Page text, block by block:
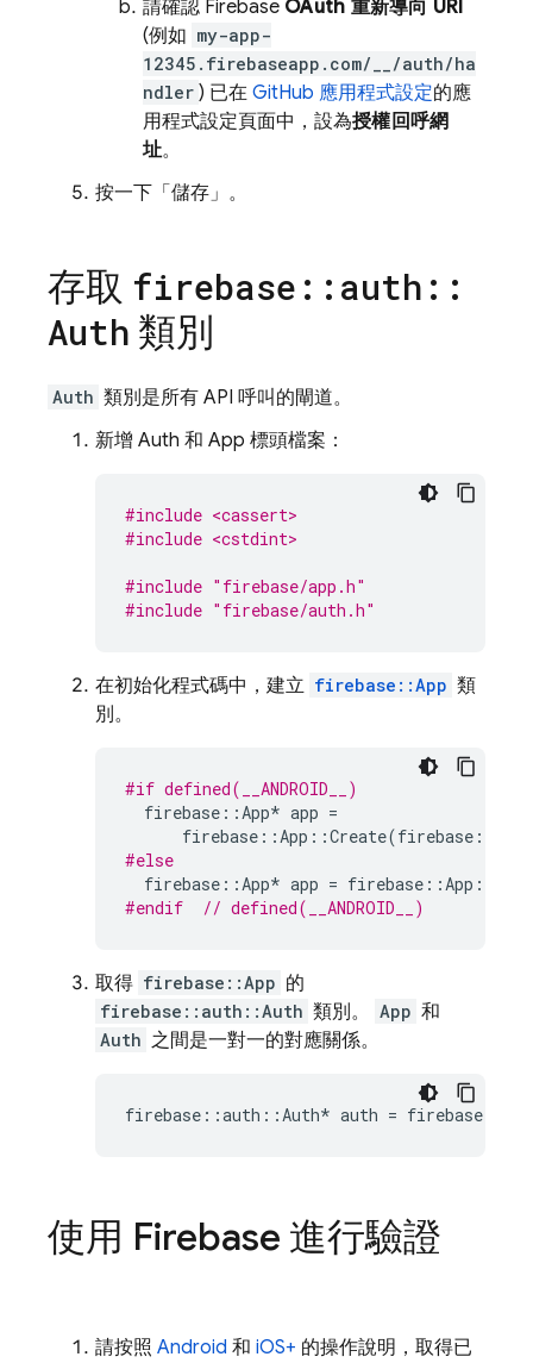
請確認 Firebase OAuth 重新導向 URI
(例如 my-app-
12345.firebaseapp.com/__/auth/ha
ndler ) 已在 GitHub 應用程式設定的應
用程式設定頁面中，設為授權回呼網
址。
按一下「儲存」 。
存取 firebase :: auth ::
Auth 類別
Auth 類別是所有 API 呼叫的閘道。
新增 Auth 和 App 標頭檔案：
#include <cassert>
#include <cstdint>
#include "firebase/app.h"
#include "firebase/auth.h"
在初始化程式碼中，建立 firebase::App 類
別。
#if defined(__ANDROID__)
firebase ::App* app =
firebase ::App ::Create(firebase ::
#else
firebase ::App* app = firebase ::App ::
#endif
// defined(__ANDROID__)
取得 firebase::App 的
firebase::auth::Auth 類別。 App 和
Auth 之間是一對一的對應關係。
firebase ::auth ::Auth* auth = firebase
使用 Firebase 進行驗證
請按照 Android 和 iOS+ 的操作說明，取得已